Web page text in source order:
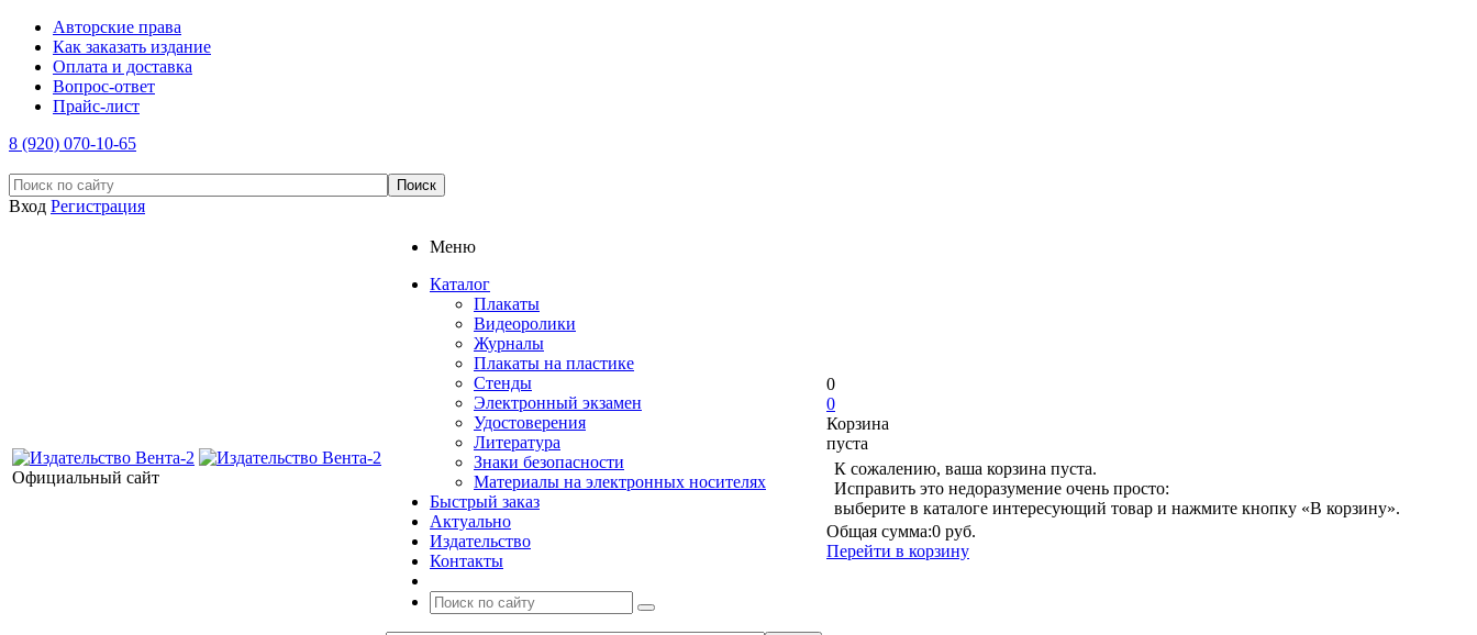
Авторские права
Как заказать издание
Оплата и доставка
Вопрос-ответ
Прайс-лист
8 (920) 070-10-65
Вход Регистрация
Официальный сайт
Меню
Каталог
Плакаты
Видеоролики
Журналы
Плакаты на пластике
Стенды
Электронный экзамен
Удостоверения
Литература
Знаки безопасности
Материалы на электронных носителях
Быстрый заказ
Актуально
Издательство
Контакты
0
0
Корзина
пуста
К сожалению, ваша корзина пуста.
Исправить это недоразумение очень просто:
выберите в каталоге интересующий товар и нажмите кнопку «В корзину».
Общая сумма:0 руб.
Перейти в корзину